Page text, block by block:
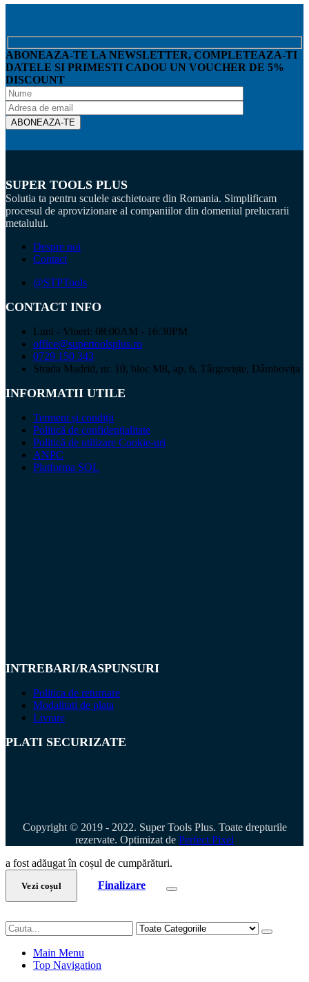
ABONEAZA-TE LA NEWSLETTER, COMPLETEAZA-TI
DATELE SI PRIMESTI CADOU UN VOUCHER DE 5%
DISCOUNT
SUPER TOOLS PLUS
Solutia ta pentru sculele aschietoare din Romania. Simplificam
procesul de aprovizionare al companiilor din domeniul prelucrarii
metalului.
Despre noi
Contact
@STPTools
CONTACT INFO
Luni - Vineri: 08:00AM - 16:30PM
office@supertoolsplus.ro
0729 150 343
Strada Madrid, nr. 10, bloc M8, ap. 6, Târgoviște, Dâmbovița
INFORMATII UTILE
Termeni și condiții
Politică de confidențialitate
Politică de utilizare Cookie-uri
ANPC
Platforma SOL
INTREBARI/RASPUNSURI
Politica de returnare
Modalitati de plata
Livrare
PLATI SECURIZATE
Copyright © 2019 - 2022. Super Tools Plus. Toate drepturile
rezervate. Optimizat de Perfect Pixel
a fost adăugat în coșul de cumpărături.
Vezi coșul Finalizare
Main Menu
Top Navigation